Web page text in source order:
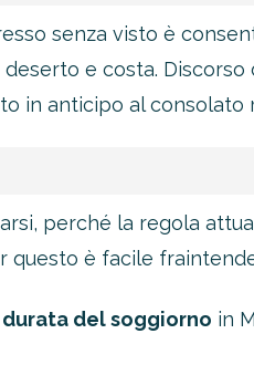
senza visto è
e costa.
in anticipo al consolato
perché la regola
è facile
del soggiorno in